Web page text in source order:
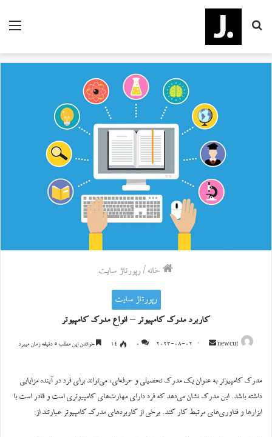
منو
برای
خانه /رپورتاژ سایت
رپورتاژ سایت
کاربرد مدرک کامپیوتر – انواع مدرک کامپیوتر
newcut
ارسال
2023-08-02
0 ۱۴ خواندن این مطلب ۵ دقیقه زمان میبرد
مدرک کامپیوتر به عنوان یک مدرک تحصیلی و حرفه‌ای، می‌تواند برای فرد در آینده مزایایی
داشته باشد. این مدرک نشان می‌دهد که فرد دارای مهارت‌های کامپیوتری است و قادر است با
ابزارها و فناوری‌های مرتبط کار کند. برخی از کاربردهای مدرک کامپیوتر عبارتند از: